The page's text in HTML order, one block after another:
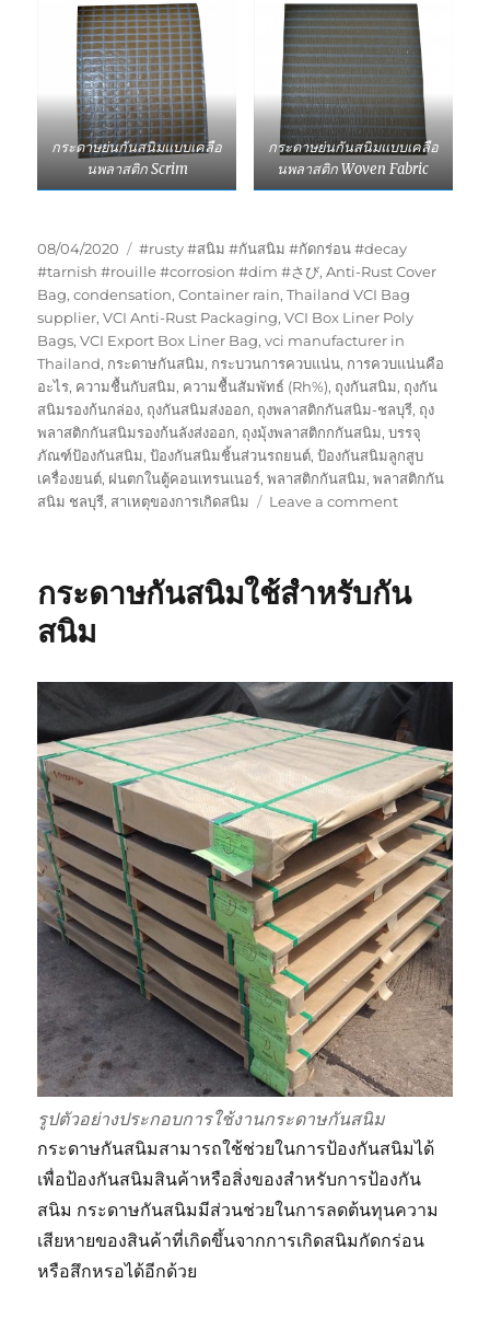
กระดาษย่นกันสนิมแบบเคลือ
นพลาสติก Scrim
กระดาษย่นกันสนิมแบบเคลือ
นพลาสติก Woven Fabric
Posted
on
08/04/2020 Tags
#rusty #สนิม #กันสนิม #กัดกร่อน #decay
#tarnish #rouille #corrosion #dim #さび,Anti-Rust Cover
Bag,condensation,Container rain,Thailand VCI Bag
supplier,VCI Anti-Rust Packaging,VCI Box Liner Poly
Bags,VCI Export Box Liner Bag,vci manufacturer in
Thailand, กระดาษกันสนิม, กระบวนการควบแน่น, การควบแน่นคือ
อะไร, ความชื้นกับสนิม, ความชื้นสัมพัทธ์ (Rh%), ถุงกันสนิม, ถุงกัน
สนิมรองก้นกล่อง, ถุงกันสนิมส่งออก, ถุงพลาสติกกันสนิม-ชลบุรี, ถุง
พลาสติกกันสนิมรองก้นลังส่งออก, ถุงมุ้งพลาสติกกกันสนิม,บรรจุ
ภัณฑ์ป้องกันสนิม,ป้องกันสนิมชิ้นส่วนรถยนต์,ป้องกันสนิมลูกสูบ
เครื่องยนต์, ฝนตกในตู้คอนเทรนเนอร์,พลาสติกกันสนิม,พลาสติกกัน
สนิม ชลบุรี, สาเหตุของการเกิดสนิม Leave a commenton
สนิม
แบบ
กระดาษกันสนิมใช้สำหรับกัน
สนิม
รูปตัวอย่างประกอบการใช้งานกระดาษกันสนิม
กระดาษกันสนิมสามารถใช้ช่วยในการป้องกันสนิมได้
เพื่อป้องกันสนิมสินค้าหรือสิ่งของสำหรับการป้องกัน
สนิม กระดาษกันสนิมมีส่วนช่วยในการลดต้นทุนความ
เสียหายของสินค้าที่เกิดขึ้นจากการเกิดสนิมกัดกร่อน
หรือสึกหรอได้อีกด้วย